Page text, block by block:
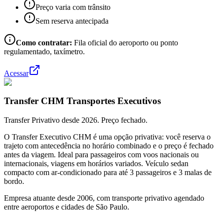
Preço varia com trânsito
Sem reserva antecipada
Como contratar: Fila oficial do aeroporto ou ponto
regulamentado, taxímetro.
Acessar
Transfer CHM Transportes Executivos
Transfer Privativo desde 2026. Preço fechado.
O Transfer Executivo CHM é uma opção privativa: você reserva o
trajeto com antecedência no horário combinado e o preço é fechado
antes da viagem. Ideal para passageiros com voos nacionais ou
internacionais, viagens em horários variados. Veículo sedan
compacto com ar-condicionado para até 3 passageiros e 3 malas de
bordo.
Empresa atuante desde 2006, com transporte privativo agendado
entre aeroportos e cidades de São Paulo.